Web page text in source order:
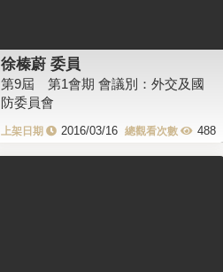
徐榛蔚 委員
第9屆 第1會期 會議別：外交及國
防委員會
2016/03/16 488